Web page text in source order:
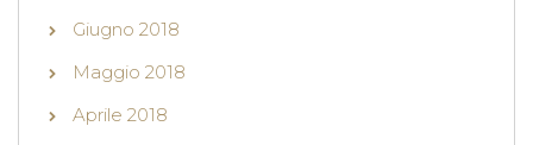
Giugno 2018
Maggio 2018
Aprile 2018